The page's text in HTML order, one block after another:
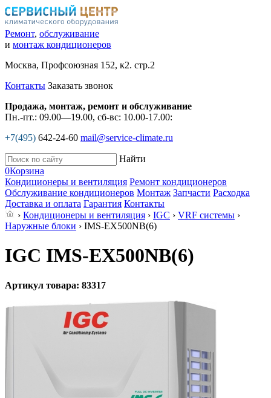
Ремонт, обслуживание
и монтаж кондиционеров
Москва, Профсоюзная 152, к2. стр.2
Контакты Заказать звонок
Продажа, монтаж, ремонт и обслуживание
Пн.-пт.: 09.00—19.00, сб-вс: 10.00-17.00:
+7(495) 642-24-60 mail@service-climate.ru
Найти
0Корзина
Кондиционеры и вентиляция Ремонт кондиционеров
Обслуживание кондиционеров Монтаж Запчасти Расходка
Доставка и оплата Гарантия Контакты
› Кондиционеры и вентиляция › IGC › VRF системы ›
Наружные блоки › IMS-EX500NB(6)
IGC IMS-EX500NB(6)
Артикул товара: 83317